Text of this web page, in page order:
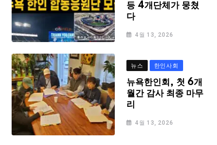
등 4개단체가 뭉쳤
다
4월 13, 2026
뉴스 한인사회
뉴욕한인회, 첫 6개
월간 감사 최종 마무
리
4월 13, 2026